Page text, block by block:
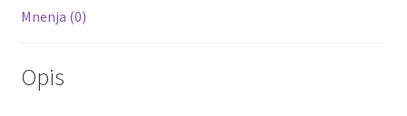
Mnenja (0)
Opis